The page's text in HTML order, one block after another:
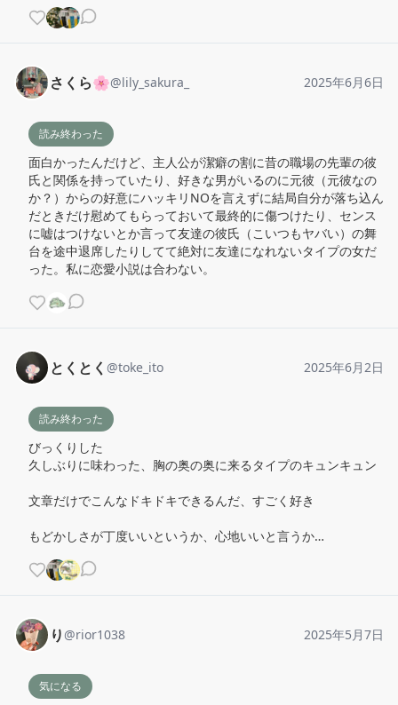
さくら🌸@lily_sakura_ 2025年6月6日
読み終わった
面白かったんだけど、主人公が潔癖の割に昔の職場の先輩の彼
氏と関係を持っていたり、好きな男がいるのに元彼（元彼なの
か？）からの好意にハッキリNOを言えずに結局自分が落ち込ん
だときだけ慰めてもらっておいて最終的に傷つけたり、センス
に嘘はつけないとか言って友達の彼氏（こいつもヤバい）の舞
台を途中退席したりしてて絶対に友達になれないタイプの女だ
った。私に恋愛小説は合わない。
とくとく @toke_ito 2025年6月2日
読み終わった
びっくりした
久しぶりに味わった、胸の奥の奥に来るタイプのキュンキュン
文章だけでこんなドキドキできるんだ、すごく好き
もどかしさが丁度いいというか、心地いいと言うか…
り @rior1038 2025年5月7日
気になる